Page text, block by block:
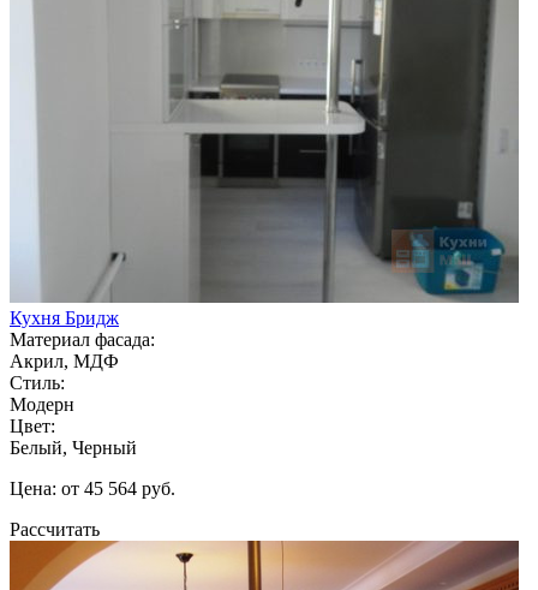
Кухня Бридж
Материал фасада:
Акрил, МДФ
Стиль:
Модерн
Цвет:
Белый, Черный
Цена: от 45 564 руб.
Рассчитать